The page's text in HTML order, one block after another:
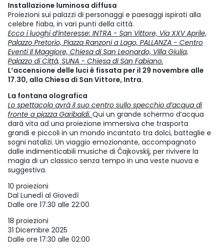
Installazione luminosa diffusa
Proiezioni sui palazzi di personaggi e paesaggi ispirati alla
celebre fiaba, in vari punti della città.
Ecco i luoghi d’interesse: INTRA - San Vittore, Via XXV Aprile,
Palazzo Pretorio, Piazza Ranzoni a Lago, PALLANZA - Centro
Eventi Il Maggiore, Chiesa di San Leonardo, Villa Giulia,
Palazzo di Città, SUNA - Chiesa di San Fabiano.
L’accensione delle luci è fissata per il 29 novembre alle
17.30, alla Chiesa di San Vittore, Intra.
La fontana olografica
Lo spettacolo avrà il suo centro sullo specchio d’acqua di
fronte a piazza Garibaldi. Qui un grande schermo d’acqua
darà vita ad una proiezione immersiva che trasporta
grandi e piccoli in un mondo incantato tra dolci, battaglie e
sogni natalizi. Un viaggio emozionante, accompagnato
dalle indimenticabili musiche di Čajkovskij, per rivivere la
magia di un classico senza tempo in una veste nuova e
suggestiva.
10 proiezioni
Dal Lunedì al Giovedì
Dalle ore 17:30 alle 22:00
18 proiezioni
31 Dicembre 2025
Dalle ore 17:30 alle 02:00